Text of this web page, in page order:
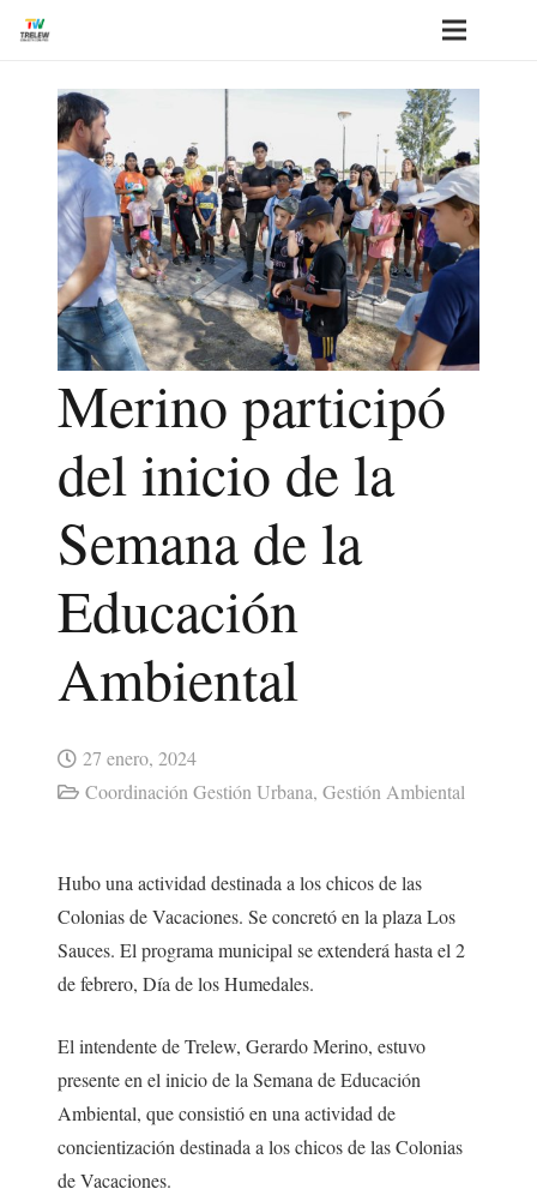
Merino participó
del inicio de la
Semana de la
Educación
Ambiental
27 enero, 2024
Coordinación Gestión Urbana, Gestión Ambiental
Hubo una actividad destinada a los chicos de las
Colonias de Vacaciones. Se concretó en la plaza Los
Sauces. El programa municipal se extenderá hasta el 2
de febrero, Día de los Humedales.
El intendente de Trelew, Gerardo Merino, estuvo
presente en el inicio de la Semana de Educación
Ambiental, que consistió en una actividad de
concientización destinada a los chicos de las Colonias
de Vacaciones.